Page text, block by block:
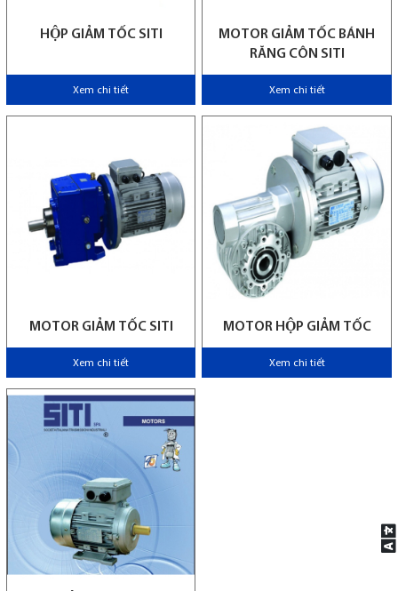
HỘP GIẢM TỐC SITI
Xem chi tiết
MOTOR GIẢM TỐC BÁNH
RĂNG CÔN SITI
Xem chi tiết
MOTOR GIẢM TỐC SITI
Xem chi tiết
MOTOR HỘP GIẢM TỐC
Xem chi tiết